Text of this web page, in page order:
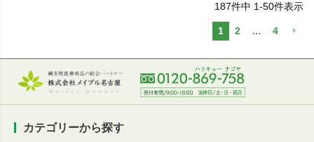
187件中 1-50件表示
1 2 … 4
カテゴリーから探す